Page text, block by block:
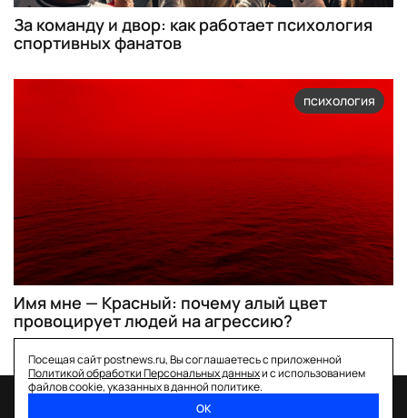
За команду и двор: как работает психология
спортивных фанатов
психология
Имя мне — Красный: почему алый цвет
провоцирует людей на агрессию?
Посещая сайт postnews.ru, Вы соглашаетесь с приложенной
Политикой обработки Персональных данныхи с использованием
файлов cookie, указанных в данной политике.
ОК